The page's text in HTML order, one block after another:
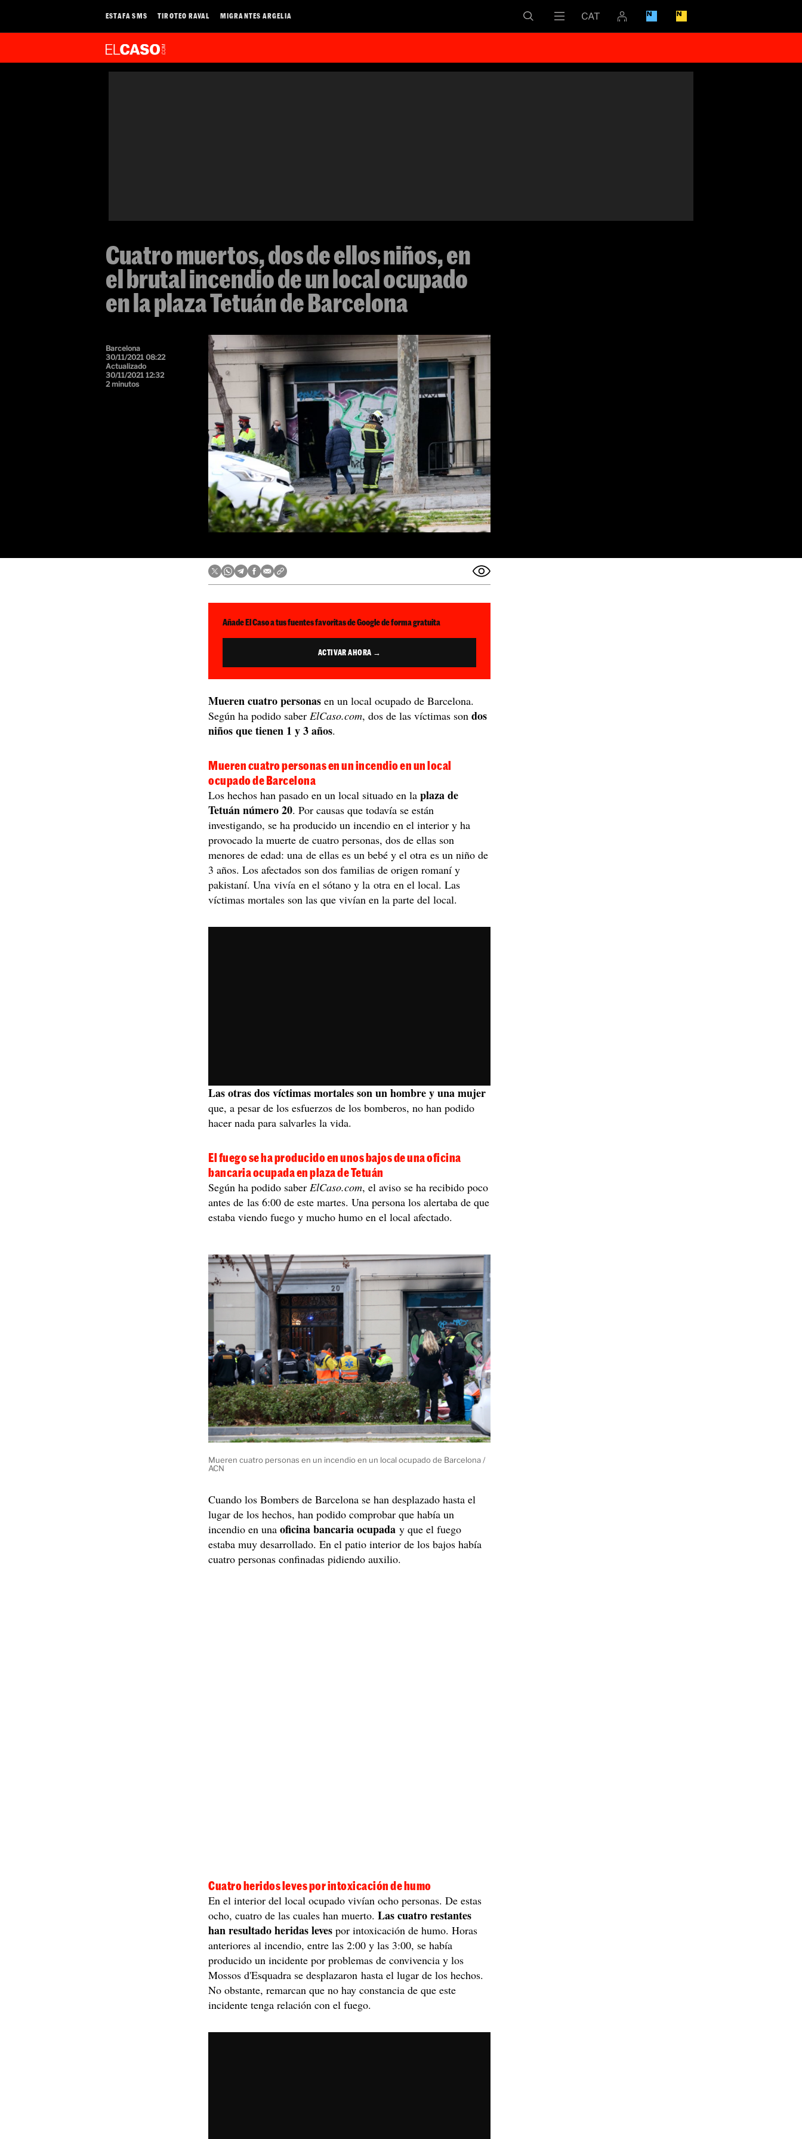
ESTAFA SMS TIROTEO RAVAL MIGRANTES ARGELIA
Cuatro muertos, dos de ellos niños, en
el brutal incendio de un local ocupado
en la plaza Tetuán de Barcelona
Barcelona
30/11/2021 08:22
Actualizado
30/11/2021 12:32
2 minutos
Añade El Caso a tus fuentes favoritas de Google de forma gratuita
ACTIVAR AHORA →
Mueren cuatro personas en un local ocupado de Barcelona.
Según ha podido saberElCaso.com, dos de las víctimas sondos
niños que tienen 1 y 3 años.
Mueren cuatro personas en un incendio en un local
ocupado de Barcelona
Los hechos han pasado en un local situado en laplaza de
Tetuán número 20. Por causas que todavía se están
investigando, se ha producido un incendio en el interior y ha
provocado la muerte de cuatro personas, dos de ellas son
menores de edad: una de ellas es un bebé y el otra es un niño de
3 años. Los afectados son dos familias de origen romaní y
pakistaní. Una vivía en el sótano y la otra en el local. Las
víctimas mortales son las que vivían en la parte del local.
Las otras dos víctimas mortales son un hombre y una mujer
que, a pesar de los esfuerzos de los bomberos, no han podido
hacer nada para salvarles la vida.
El fuego se ha producido en unos bajos de una oficina
bancaria ocupada en plaza de Tetuán
Según ha podido saberElCaso.com, el aviso se ha recibido poco
antes de las 6:00 de este martes. Una persona los alertaba de que
estaba viendo fuego y mucho humo en el local afectado.
Mueren cuatro personas en un incendio en un local ocupado de Barcelona /
ACN
Cuando los Bombers de Barcelona se han desplazado hasta el
lugar de los hechos, han podido comprobar que había un
incendio en unaoficina bancaria ocupaday que el fuego
estaba muy desarrollado. En el patio interior de los bajos había
cuatro personas confinadas pidiendo auxilio.
Cuatro heridos leves por intoxicación de humo
En el interior del local ocupado vivían ocho personas. De estas
ocho, cuatro de las cuales han muerto. Las cuatro restantes
han resultado heridas leves por intoxicación de humo. Horas
anteriores al incendio, entre las 2:00 y las 3:00, se había
producido un incidente por problemas de convivencia y los
Mossos d'Esquadra se desplazaron hasta el lugar de los hechos.
No obstante, remarcan que no hay constancia de que este
incidente tenga relación con el fuego.